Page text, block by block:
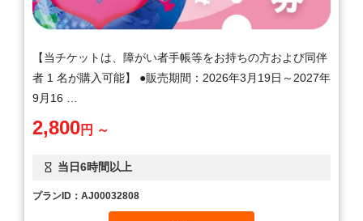
【当チケットは、障がい者手帳等をお持ちの方および同伴
者 1 名が購入可能】 ●販売期間：2026年3月19日～2027年
9月16 …
当日6時間以上
2,800円 ～
プランID：AJ00032808